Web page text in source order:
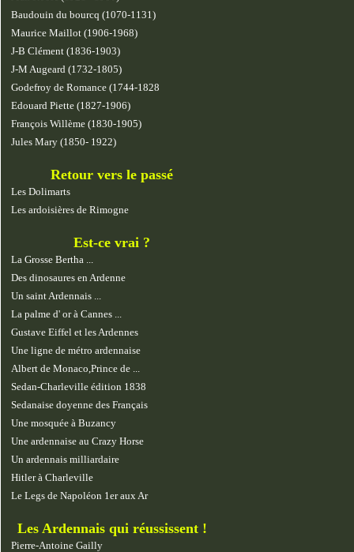
Baudouin du bourcq (1070-1131)
Maurice Maillot (1906-1968)
J-B Clément (1836-1903)
J-M Augeard (1732-1805)
Godefroy de Romance (1744-1828
Edouard Piette (1827-1906)
François Willème (1830-1905)
Jules Mary (1850- 1922)
Retour vers le passé
Les Dolimarts
Les ardoisières de Rimogne
Est-ce vrai ?
La Grosse Bertha ...
Des dinosaures en Ardenne
Un saint Ardennais ...
La palme d' or à Cannes ...
Gustave Eiffel et les Ardennes
Une ligne de métro ardennaise
Albert de Monaco,Prince de ...
Sedan-Charleville édition 1838
Sedanaise doyenne des Français
Une mosquée à Buzancy
Une ardennaise au Crazy Horse
Un ardennais milliardaire
Hitler à Charleville
Le Legs de Napoléon 1er aux Ar
Les Ardennais qui réussissent !
Pierre-Antoine Gailly